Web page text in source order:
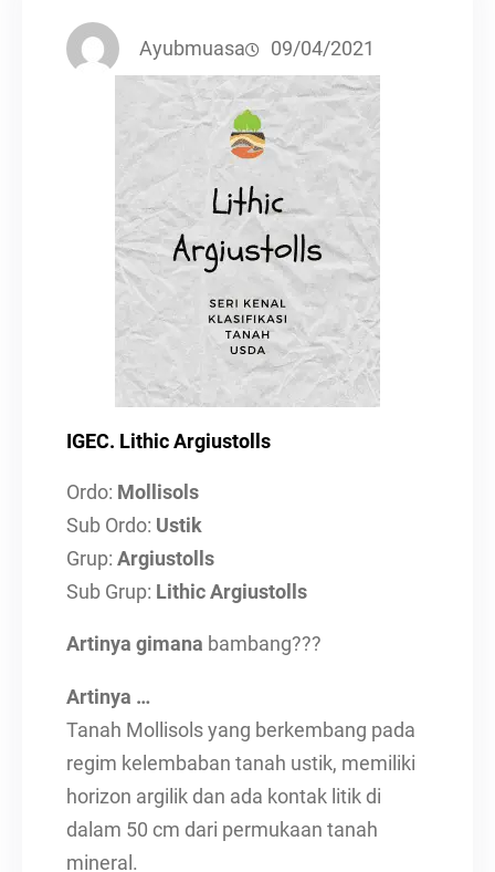
Ayubmuasa 09/04/2021
IGEC. Lithic Argiustolls
Ordo: Mollisols
Sub Ordo: Ustik
Grup: Argiustolls
Sub Grup: Lithic Argiustolls
Artinya gimana bambang???
Artinya …
Tanah Mollisols yang berkembang pada
regim kelembaban tanah ustik, memiliki
horizon argilik dan ada kontak litik di
dalam 50 cm dari permukaan tanah
mineral.